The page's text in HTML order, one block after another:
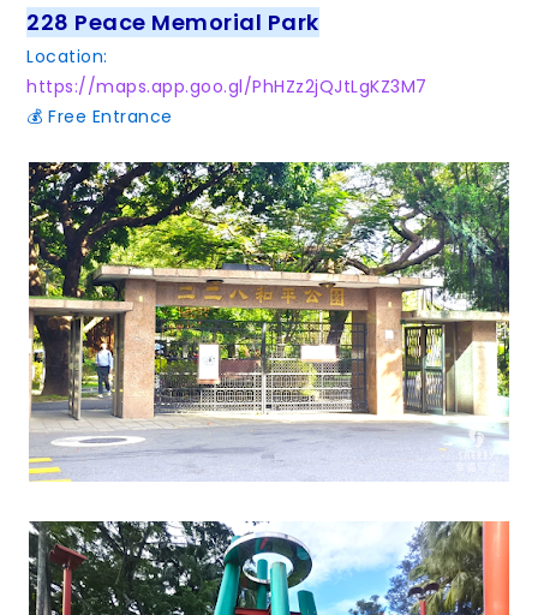
228 Peace Memorial Park
Location:
https://maps.app.goo.gl/PhHZz2jQJtLgKZ3M7
💰 Free Entrance